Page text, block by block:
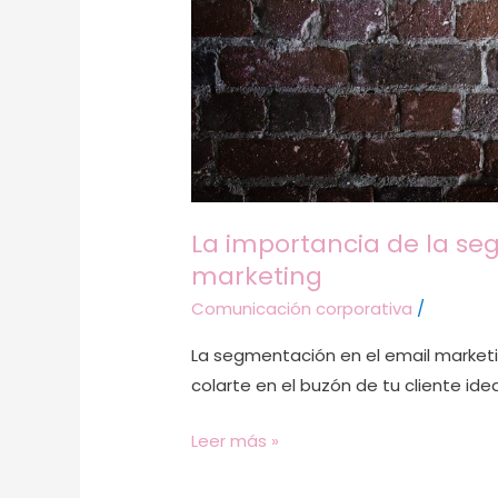
La importancia de la
marketing
Comunicación corporativa /
La segmentación en el email
colarte en el buzón de tu cliente
Leer más »